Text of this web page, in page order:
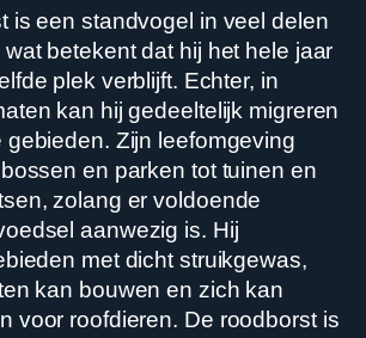
is een standvogel in veel delen
betekent dat hij het hele jaar
plek verblijft. Echter, in
kan hij gedeeltelijk migreren
gebieden. Zijn leefomgeving
en parken tot tuinen en
zolang er voldoende
aanwezig is. Hij
met dicht struikgewas,
kan bouwen en zich kan
voor roofdieren. De roodborst is